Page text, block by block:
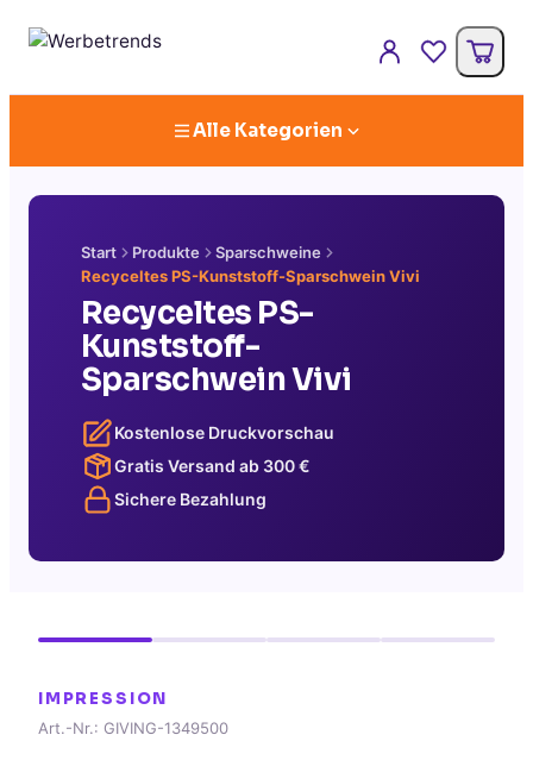
Alle Kategorien
Start Produkte
Sparschweine
Recyceltes PS-Kunststoff-Sparschwein Vivi
Recyceltes PS-
Kunststoff-
Sparschwein Vivi
Kostenlose Druckvorschau
Gratis Versand ab 300€
Sichere Bezahlung
IMPRESSION
Art.-Nr.: GIVING-1349500